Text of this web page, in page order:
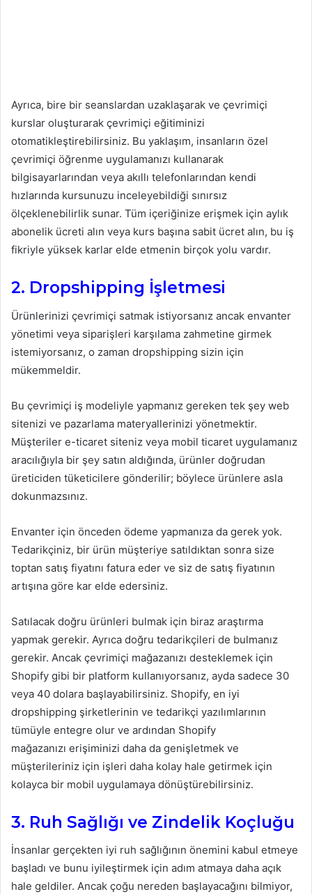
Ayrıca, bire bir seanslardan uzaklaşarak ve çevrimiçi
kurslar oluşturarak çevrimiçi eğitiminizi
otomatikleştirebilirsiniz. Bu yaklaşım, insanların özel
çevrimiçi öğrenme uygulamanızı kullanarak
bilgisayarlarından veya akıllı telefonlarından kendi
hızlarında kursunuzu inceleyebildiği sınırsız
ölçeklenebilirlik sunar. Tüm içeriğinize erişmek için aylık
abonelik ücreti alın veya kurs başına sabit ücret alın, bu iş
fikriyle yüksek karlar elde etmenin birçok yolu vardır.
2. Dropshipping İşletmesi
Ürünlerinizi çevrimiçi satmak istiyorsanız ancak envanter
yönetimi veya siparişleri karşılama zahmetine girmek
istemiyorsanız, o zaman dropshipping sizin için
mükemmeldir.
Bu çevrimiçi iş modeliyle yapmanız gereken tek şey web
sitenizi ve pazarlama materyallerinizi yönetmektir.
Müşteriler e-ticaret siteniz veya mobil ticaret uygulamanız
aracılığıyla bir şey satın aldığında, ürünler doğrudan
üreticiden tüketicilere gönderilir; böylece ürünlere asla
dokunmazsınız.
Envanter için önceden ödeme yapmanıza da gerek yok.
Tedarikçiniz, bir ürün müşteriye satıldıktan sonra size
toptan satış fiyatını fatura eder ve siz de satış fiyatının
artışına göre kar elde edersiniz.
Satılacak doğru ürünleri bulmak için biraz araştırma
yapmak gerekir. Ayrıca doğru tedarikçileri de bulmanız
gerekir. Ancak çevrimiçi mağazanızı desteklemek için
Shopify gibi bir platform kullanıyorsanız, ayda sadece 30
veya 40 dolara başlayabilirsiniz. Shopify, en iyi
dropshipping şirketlerinin ve tedarikçi yazılımlarının
tümüyle entegre olur ve ardından Shopify
mağazanızı erişiminizi daha da genişletmek ve
müşterileriniz için işleri daha kolay hale getirmek için
kolayca bir mobil uygulamaya dönüştürebilirsiniz.
3. Ruh Sağlığı ve Zindelik Koçluğu
İnsanlar gerçekten iyi ruh sağlığının önemini kabul etmeye
başladı ve bunu iyileştirmek için adım atmaya daha açık
hale geldiler. Ancak çoğu nereden başlayacağını bilmiyor,